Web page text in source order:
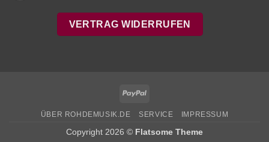
VERTRAG WIDERRUFEN
PayPal
ÜBER ROHDEMUSIK.DE SERVICE IMPRESSUM
Copyright 2026 © Flatsome Theme